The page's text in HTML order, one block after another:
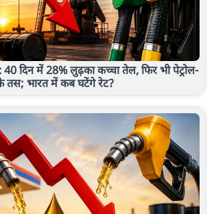
दिन में 28% लुढ़का कच्चा तेल, फिर भी पेट्रोल-
भारत में कब घटेंगे रेट?